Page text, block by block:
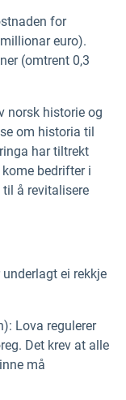
for
euro).
(omtrent 0,3
norsk historie og
om historia til
har tiltrekt
bedrifter i
å revitalisere
ei rekkje
Lova regulerer
Det krev at alle
må